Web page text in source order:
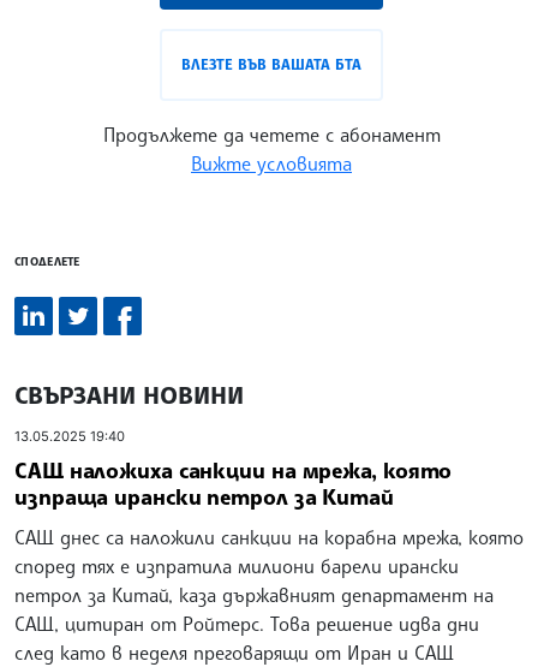
ВЛЕЗТЕ ВЪВ ВАШАТА БТА
Продължете да четете с абонамент
Вижте условията
СПОДЕЛЕТЕ
СВЪРЗАНИ НОВИНИ
13.05.2025 19:40
САЩ наложиха санкции на мрежа, която
изпраща ирански петрол за Китай
САЩ днес са наложили санкции на корабна мрежа, която
според тях е изпратила милиони барели ирански
петрол за Китай, каза държавният департамент на
САЩ, цитиран от Ройтерс. Това решение идва дни
след като в неделя преговарящи от Иран и САЩ